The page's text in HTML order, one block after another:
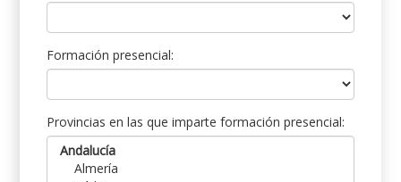
Formación presencial:
Provincias en las que imparte formación presencial: